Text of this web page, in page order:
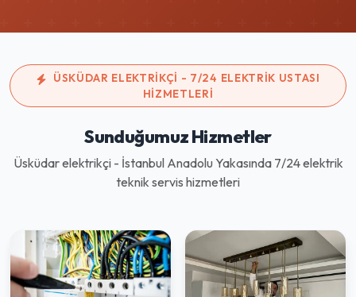
ÜSKÜDAR ELEKTRIKÇI - 7/24 ELEKTRIK USTASI
HIZMETLERI
Sunduğumuz Hizmetler
Üsküdar elektrikçi - İstanbul Anadolu Yakasında 7/24 elektrik
teknik servis hizmetleri